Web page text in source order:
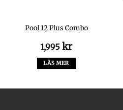
Pool 12 Plus Combo
1,995 kr
LÄS MER